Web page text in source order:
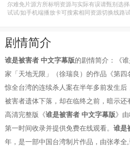
尔难免片源方所标明资源与实际有误请甄别选
试试/如手机端播放卡可搜索相同资源切换线路
剧情简介
谁是被害者 中文字幕版的剧情简介：《
家「天地无限」（徐瑞良）的作品《第
惊全台湾的连续杀人案在半年多前发生
被害者遗体下落，却在临终之前，暗示还
高清完整版《谁是被害者 中文字幕版》
第一时间收录并提供免费在线观看。 谁是
年，是一部中国台湾制片作品，由张孝